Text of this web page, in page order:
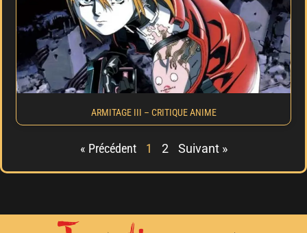
ARMITAGE III – CRITIQUE ANIME
« Précédent 1 2 Suivant »